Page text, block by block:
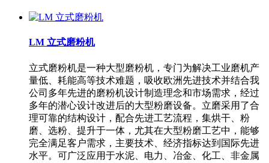
LM 立式磨粉机
立式磨粉机是一种大型磨粉机，专门为解决工业磨机产
量低、耗能高等技术难题，吸收欧洲先进技术并结合我
公司多年先进的磨粉机设计制造理念和市场需求，经过
多年的潜心设计改进后的大型粉磨设备。立磨采用了合
理可靠的结构设计，配合先进工艺流程，集烘干、粉
磨、选粉、提升于一体，尤其在大型粉磨工艺中，能够
完全满足客户需求，主要技术、经济指标达到国际先进
水平。可广泛应用于水泥、电力、冶金、化工、非金属